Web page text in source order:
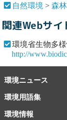
自然環境 >森
関連Webサイ
環境省生物多
http://
環境ニュース
環境用語集
環境情報